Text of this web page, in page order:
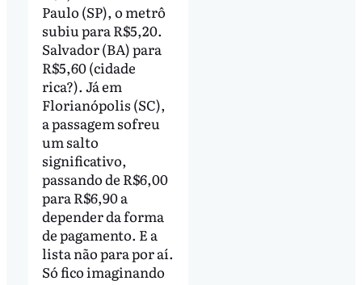
Paulo (SP), o metrô
subiu para R$5,20.
Salvador (BA) para
R$5,60 (cidade
rica?). Já em
Florianópolis (SC),
a passagem sofreu
um salto
significativo,
passando de R$6,00
para R$6,90 a
depender da forma
de pagamento. E a
lista não para por aí.
Só fico imaginando